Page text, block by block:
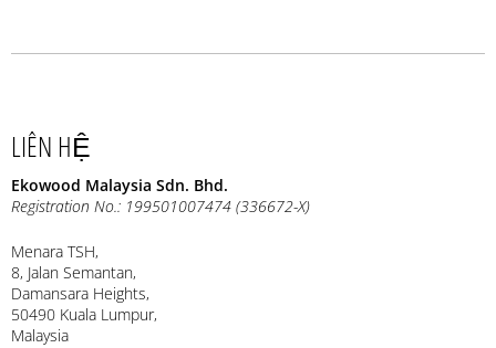
LIÊN HỆ
Ekowood Malaysia Sdn. Bhd.
Registration No.: 199501007474 (336672-X)
Menara TSH,
8, Jalan Semantan,
Damansara Heights,
50490 Kuala Lumpur,
Malaysia